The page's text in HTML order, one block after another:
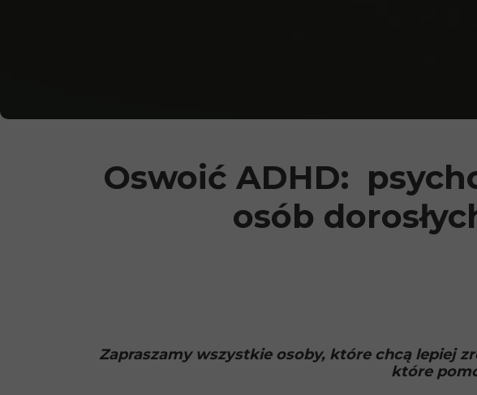
Zapraszamy wszystkie osoby, które chcą lepiej
które
Oswoić ADHD:
osób